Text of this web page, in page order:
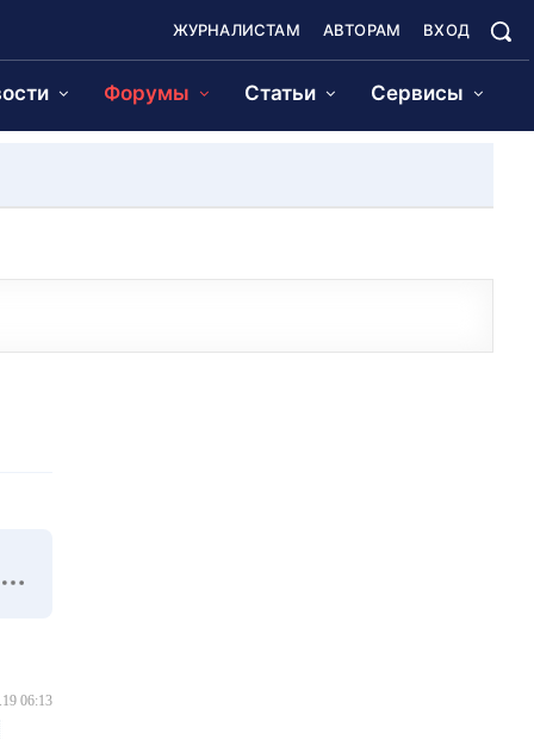
ЖУРНАЛИСТАМ АВТОРАМ ВХОД
Форумы Статьи Сервисы
06:13